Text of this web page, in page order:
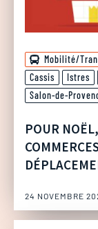
Mobilité/
Cassis
Istres
Salon-de-
POUR
24 NOVEMBRE